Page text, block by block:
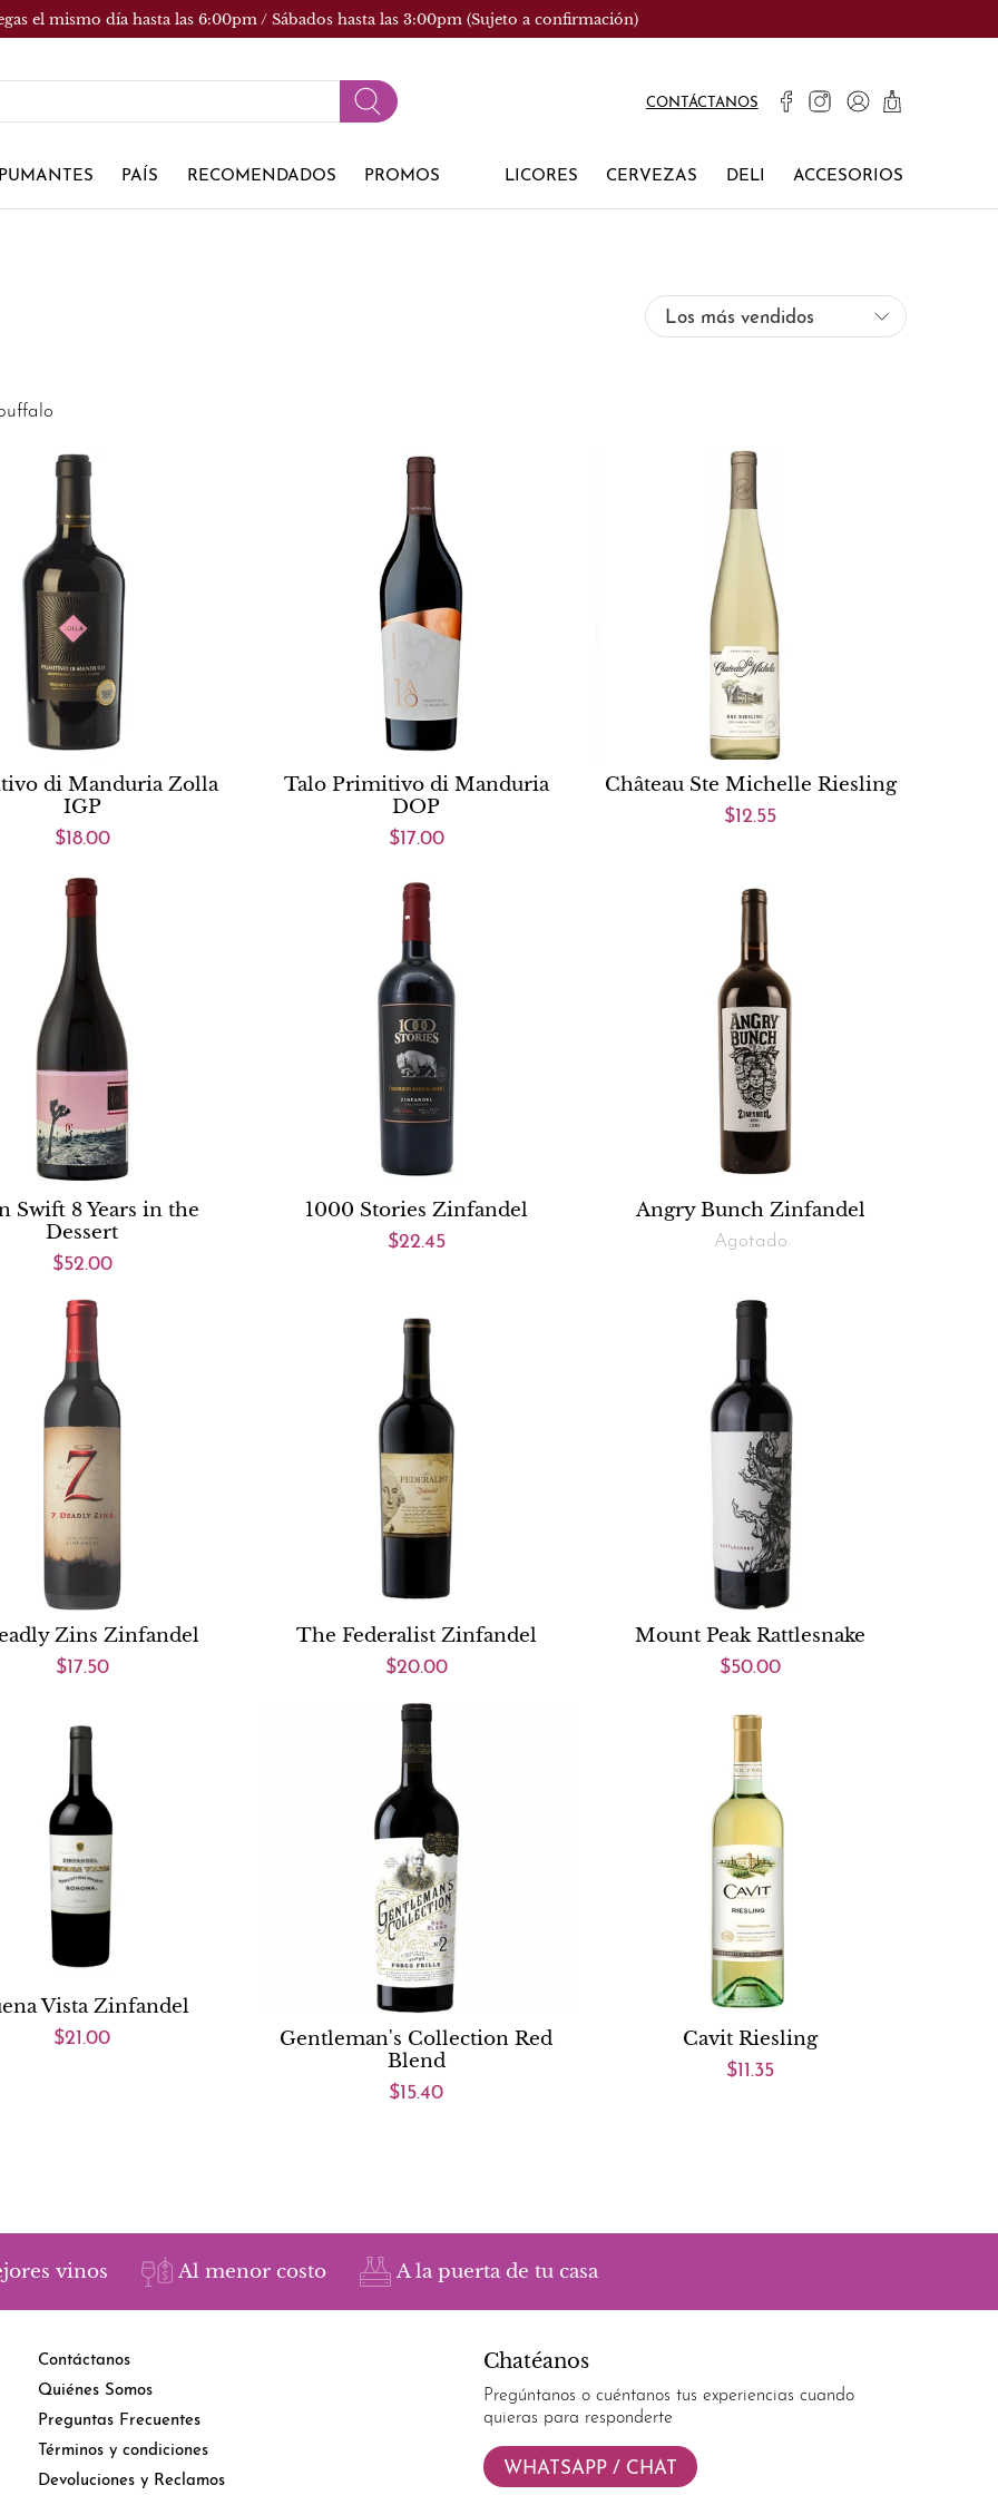
el mismo día hasta las 6:00pm / Sábados hasta las 3:00pm (Sujeto a confirmación)
CONTÁCTANOS
PAÍS RECOMENDADOS PROMOS LICORES CERVEZAS DELI ACCESORIOS
di Manduria Zolla
IGP
$18.00
Talo Primitivo di Manduria
DOP
$17.00
Château Ste Michelle Riesling
$12.55
Swift 8 Years in the
Dessert
$52.00
1000 Stories Zinfandel
$22.45
Angry Bunch Zinfandel
Agotado
Zins Zinfandel
$17.50
The Federalist Zinfandel
$20.00
Mount Peak Rattlesnake
$50.00
Vista Zinfandel
$21.00
Gentleman's Collection Red
Blend
$15.40
Cavit Riesling
$11.35
vinos Al menor costo A la puerta de tu casa
Contáctanos
Quiénes Somos
Preguntas Frecuentes
Términos y condiciones
Devoluciones y Reclamos
Chatéanos
Pregúntanos o cuéntanos tus experiencias cuando
quieras para responderte
WHATSAPP / CHAT